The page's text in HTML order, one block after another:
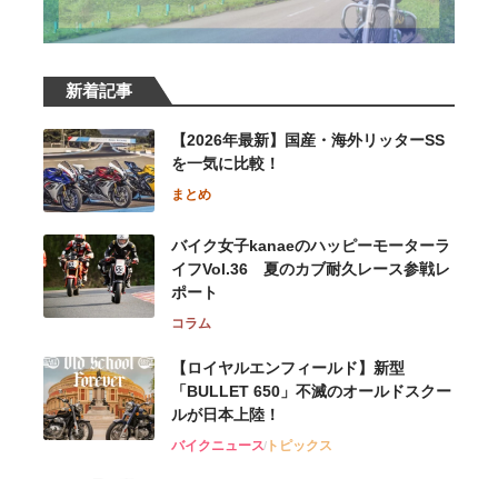
新着記事
【2026年最新】国産・海外リッターSS
を一気に比較！
まとめ
バイク女子kanaeのハッピーモーターラ
イフVol.36 夏のカブ耐久レース参戦レ
ポート
コラム
【ロイヤルエンフィールド】新型
「BULLET 650」不滅のオールドスクー
ルが⽇本上陸！
バイクニューストピックス